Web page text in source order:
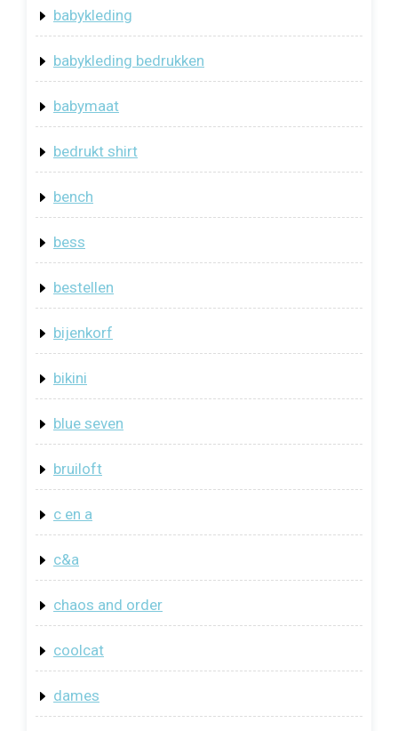
babykleding
babykleding bedrukken
babymaat
bedrukt shirt
bench
bess
bestellen
bijenkorf
bikini
blue seven
bruiloft
c en a
c&a
chaos and order
coolcat
dames